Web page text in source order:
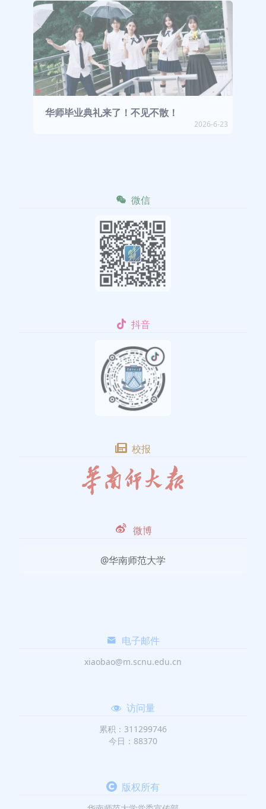
华师毕业典礼来了！不见不散！
2026-6-23
微信
抖音
校报
微博
@华南师范大学
电子邮件
xiaobao@m.scnu.edu.cn
访问量
累积：311299746
今日：88370
版权所有